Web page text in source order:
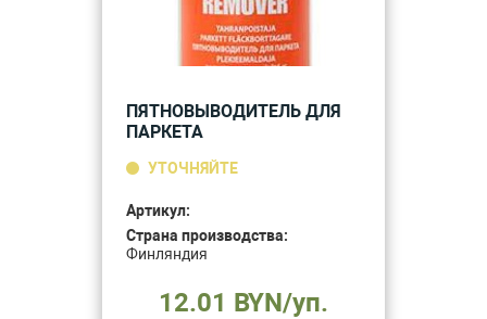
ПЯТНОВЫВОДИТЕЛЬ ДЛЯ
ПАРКЕТА
УТОЧНЯЙТЕ
Артикул:
Страна производства:
Финляндия
12.01 BYN/уп.